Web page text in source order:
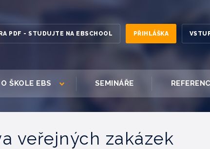
PDF - STUDUJTE NA EBSCHOOL PŘIHLÁŠKA
O ŠKOLE EBS SEMINÁŘE
veřejných zakázek